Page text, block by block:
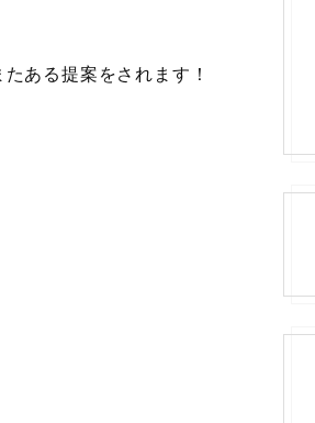
ある提案をされます！